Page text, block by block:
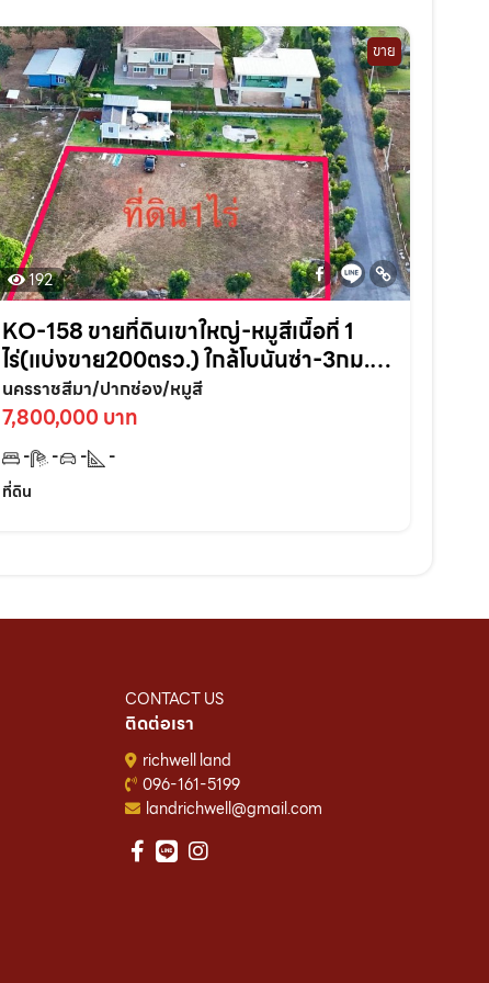
ขาย
192
KO-158 ขายที่ดินเขาใหญ่-หมูสีเนื้อที่ 1
ไร่(แบ่งขาย200ตรว.) ใกล้โบนันซ่า-3กม.
อ.ปากช่อง จ.นครราชสีมา
นครราชสีมา/ปากช่อง/หมูสี
7,800,000 บาท
- - -
-
ที่ดิน
CONTACT US
ติดต่อเรา
richwell land
096-161-5199
landrichwell@gmail.com